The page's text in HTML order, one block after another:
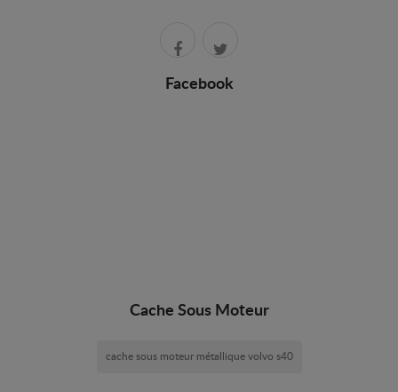
Facebook
Cache Sous Moteur
cache sous moteur métallique volvo s40